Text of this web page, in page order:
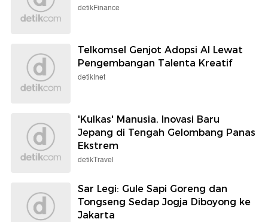
detikFinance
Telkomsel Genjot Adopsi AI Lewat
Pengembangan Talenta Kreatif
detikInet
'Kulkas' Manusia, Inovasi Baru
Jepang di Tengah Gelombang Panas
Ekstrem
detikTravel
Sar Legi: Gule Sapi Goreng dan
Tongseng Sedap Jogja Diboyong ke
Jakarta